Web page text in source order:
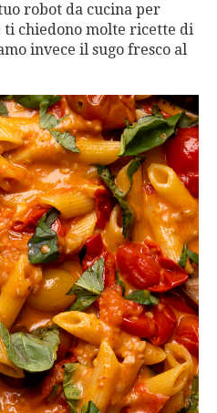
robot da cucina per
chiedono molte ricette di
invece il sugo fresco al